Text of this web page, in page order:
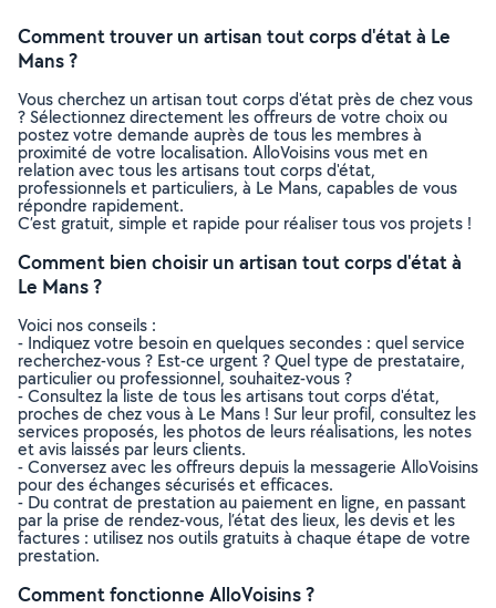
Comment trouver un artisan tout corps d'état à Le
Mans ?
Vous cherchez un artisan tout corps d'état près de chez vous
? Sélectionnez directement les offreurs de votre choix ou
postez votre demande auprès de tous les membres à
proximité de votre localisation. AlloVoisins vous met en
relation avec tous les artisans tout corps d'état,
professionnels et particuliers, à Le Mans, capables de vous
répondre rapidement.
C’est gratuit, simple et rapide pour réaliser tous vos projets !
Comment bien choisir un artisan tout corps d'état à
Le Mans ?
Voici nos conseils :
- Indiquez votre besoin en quelques secondes : quel service
recherchez-vous ? Est-ce urgent ? Quel type de prestataire,
particulier ou professionnel, souhaitez-vous ?
- Consultez la liste de tous les artisans tout corps d'état,
proches de chez vous à Le Mans ! Sur leur profil, consultez les
services proposés, les photos de leurs réalisations, les notes
et avis laissés par leurs clients.
- Conversez avec les offreurs depuis la messagerie AlloVoisins
pour des échanges sécurisés et efficaces.
- Du contrat de prestation au paiement en ligne, en passant
par la prise de rendez-vous, l’état des lieux, les devis et les
factures : utilisez nos outils gratuits à chaque étape de votre
prestation.
Comment fonctionne AlloVoisins ?